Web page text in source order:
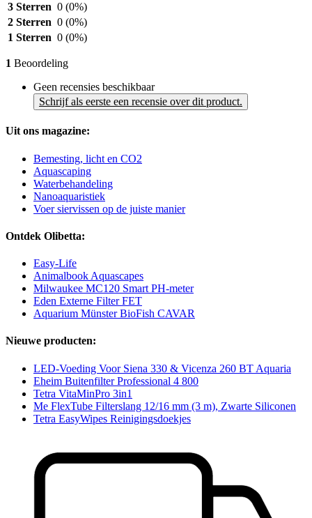
3 Sterren 0 (0%)
2 Sterren 0 (0%)
1 Sterren 0 (0%)
1 Beoordeling
Geen recensies beschikbaar
Schrijf als eerste een recensie over dit product.
Uit ons magazine:
Bemesting, licht en CO2
Aquascaping
Waterbehandeling
Nanoaquaristiek
Voer siervissen op de juiste manier
Ontdek Olibetta:
Easy-Life
Animalbook Aquascapes
Milwaukee MC120 Smart PH-meter
Eden Externe Filter FET
Aquarium Münster BioFish CAVAR
Nieuwe producten:
LED-Voeding Voor Siena 330 & Vicenza 260 BT Aquaria
Eheim Buitenfilter Professional 4 800
Tetra VitaMinPro 3in1
Me FlexTube Filterslang 12/16 mm (3 m), Zwarte Siliconen
Tetra EasyWipes Reinigingsdoekjes